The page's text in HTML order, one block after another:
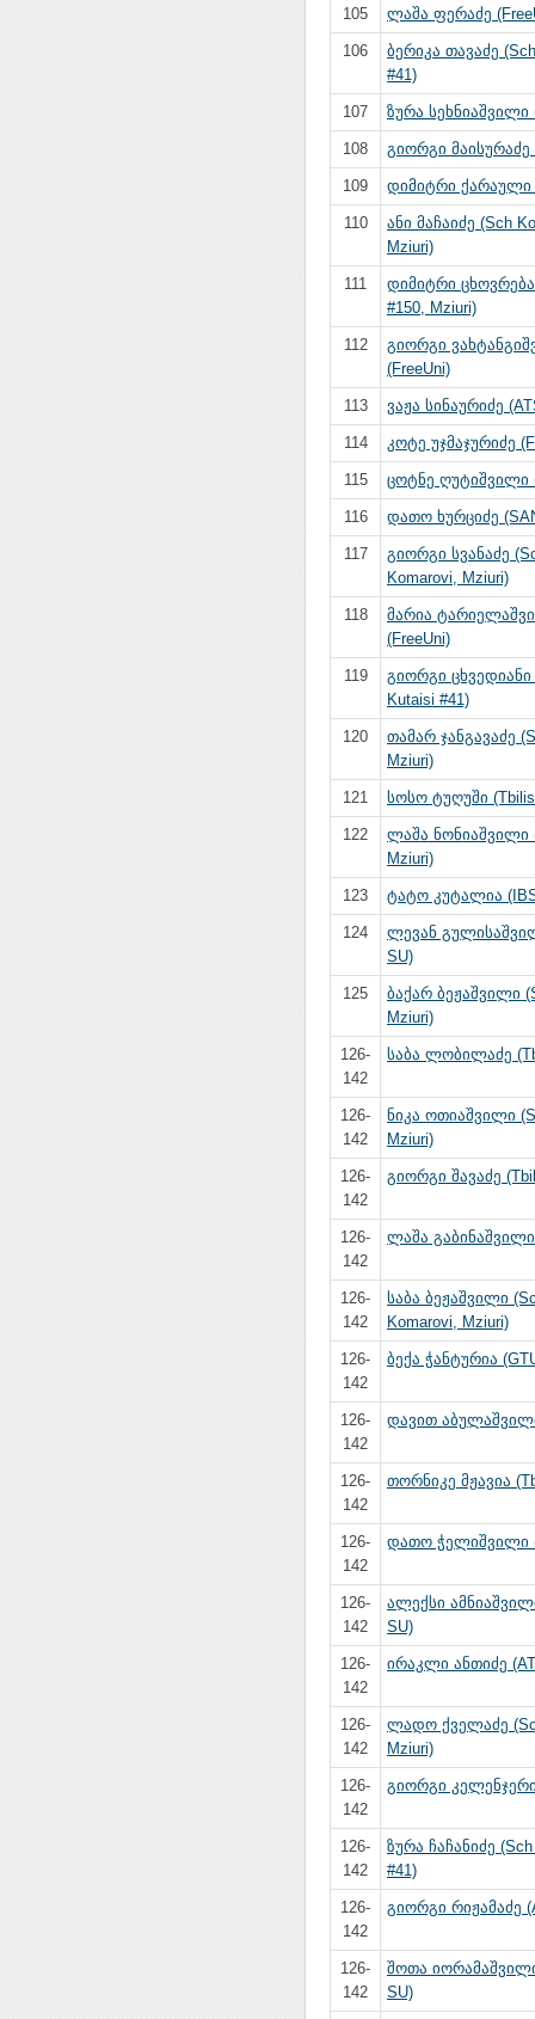
105 ლაშა ფერაძე
106
ბერიკა თავაძე
#41)
107 ზურა სეხნიაშვილი
108 გიორგი მაისურაძე
109 დიმიტრი ქარაული
110
ანი მაჩაიძე (Sch
Mziuri)
111
დიმიტრი
#150, Mziuri)
112
გიორგი
(FreeUni)
113 ვაჟა სინაურიძე
114 კოტე უჯმაჯურიძე
115 ცოტნე ღუტიშვილი
116 დათო ხურციძე
117
გიორგი სვანაძე
Komarovi, Mziuri)
118
მარია
(FreeUni)
119
გიორგი ცხვედიანი
Kutaisi #41)
120
თამარ ჯანგავაძე
Mziuri)
121 სოსო ტუღუში
122
ლაშა ნონიაშვილი
Mziuri)
123 ტატო კუტალია
124
ლევან
SU)
125
ბაქარ ბეჟაშვილი
Mziuri)
126-
142
საბა ლობილაძე
126-
142
ნიკა ოთიაშვილი
Mziuri)
126-
142
გიორგი შავაძე
126-
142
ლაშა გაბინაშვილი
126-
142
საბა ბეჟაშვილი
Komarovi, Mziuri)
126-
142
ბექა ჭანტურია
126-
142
დავით
126-
142
თორნიკე მჟავია
126-
142
დათო ჭელიშვილი
126-
142
ალექსი
SU)
126-
142
ირაკლი ანთიძე
126-
142
ლადო ქველაძე
Mziuri)
126-
142
გიორგი
126-
142
ზურა ჩაჩანიძე
#41)
126-
142
გიორგი რიჟამაძე
126-
142
შოთა
SU)